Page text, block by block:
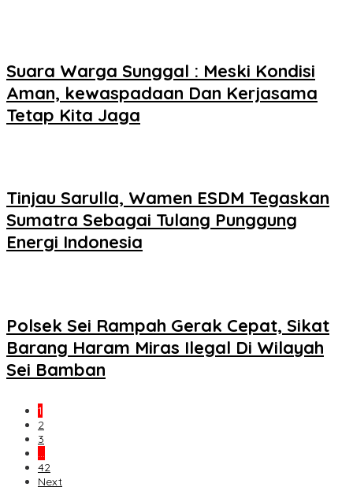
Suara Warga Sunggal : Meski Kondisi
Aman, kewaspadaan Dan Kerjasama
Tetap Kita Jaga
Tinjau Sarulla, Wamen ESDM Tegaskan
Sumatra Sebagai Tulang Punggung
Energi Indonesia
Polsek Sei Rampah Gerak Cepat, Sikat
Barang Haram Miras Ilegal Di Wilayah
Sei Bamban
1
2
3
…
42
Next